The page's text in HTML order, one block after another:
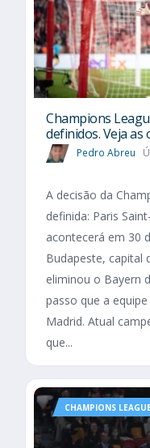
Champions
definidos. Veja as
Pedro Abreu
A decisão da
definida: Paris
acontecerá em 30
Budapeste, capital
eliminou o Bayern
passo que a
Madrid. Atual
que...
CHAMPIONS LEAGUE